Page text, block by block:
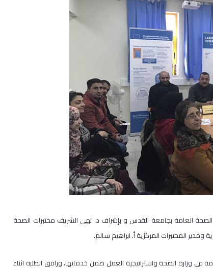
العامة بجامعة القدس و بإشراف د. نهى الشريف مختبرات الصحة
ومدير المختبرات المركزية أ. ابراهيم سالم.
في وزارة الصحة واستراتيجية العمل ضمن خدماتها، ورافق الطلبة اثناء